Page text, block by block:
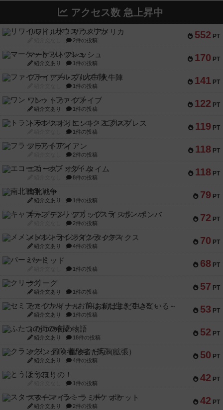
アクセス数 急上昇中
552 PT
リワイルド：サウスアメリカ
2件の投稿
170 PT
マーケットフレッシュ
紹介文あり 1件の投稿
141 PT
ファイアー・ブルズ / 火牛陣
1件の投稿
122 PT
ワン・トゥ・ファイブ
紹介文あり 1件の投稿
119 PT
トランスオリエント・エクスプレス
1件の投稿
118 PT
フラットアイアン
2件の投稿
118 PT
エコーズ・オブ・タイム
8件の投稿
79 PT
南北戦争
紹介文あり 1件の投稿
72 PT
キャプテン・フリップ：イスラ・ボンバ
2件の投稿
70 PT
メメントオンラインタクティクス
紹介文あり 4件の投稿
68 PT
パーミッド
1件の投稿
57 PT
クリーグ
紹介文あり 1件の投稿
53 PT
セミファイナル ～お前はまだ生きている～
紹介文あり 1件の投稿
52 PT
ふたつの街の物語
紹介文あり 18件の投稿
50 PT
クランク! ：冒険者たち（拡張）
紹介文あり 4件の投稿
42 PT
とうほうの！
1件の投稿
42 PT
スターマイン・ラミー ポケット
紹介文あり 2件の投稿